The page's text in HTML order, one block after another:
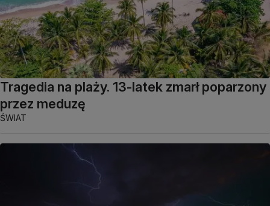
Tragedia na plaży. 13-latek zmarł poparzony
przez meduzę
ŚWIAT